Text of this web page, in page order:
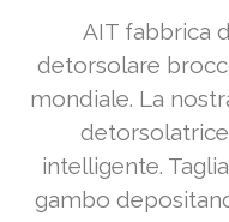
AIT fabbrica
detorsolare
mondiale. La
intelligente.
gambo